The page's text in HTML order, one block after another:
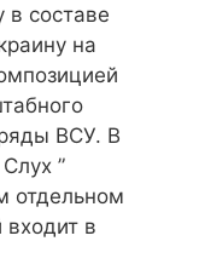
в составе
на
ВСУ. В
”
отдельном
в